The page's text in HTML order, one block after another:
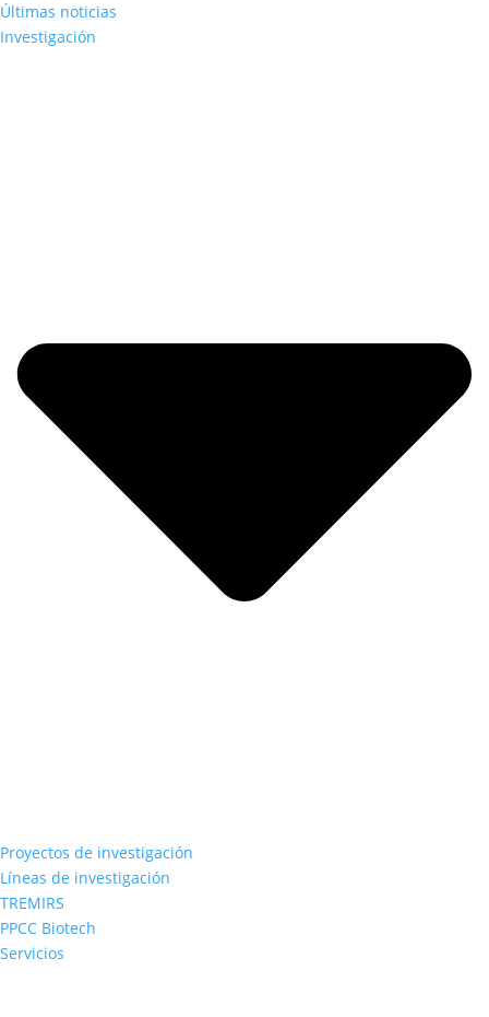
Últimas noticias
Investigación
Proyectos de investigación
Líneas de investigación
TREMIRS
PPCC Biotech
Servicios